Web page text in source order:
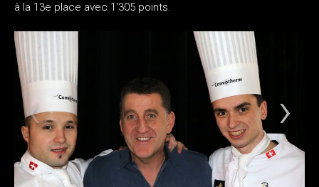
à la 13e place avec 1'305 points.